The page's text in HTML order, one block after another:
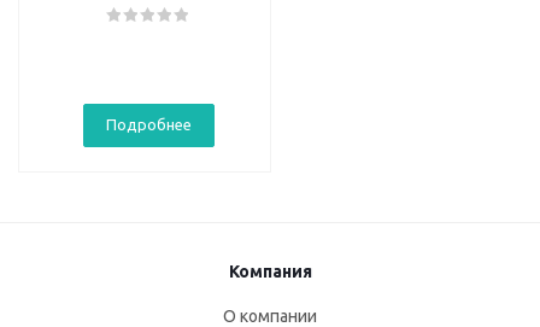
Подробнее
Компания
О компании